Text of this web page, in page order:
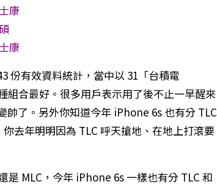
康
康
份有效資料統計，當中以 31「台積電
組合最好。很多用戶表示用了後不止一早醒來
帥了。另外你知道今年 iPhone 6s 也有分 TLC
去年明明因為 TLC 呼天搶地、在地上打滾要
MLC，今年 iPhone 6s 一樣也有分 TLC 和